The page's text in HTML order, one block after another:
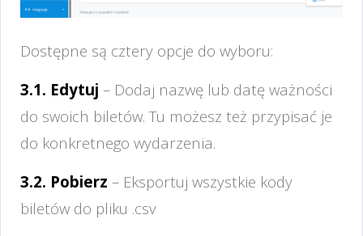
Dostępne są cztery opcje do wyboru:
3.1. Edytuj – Dodaj nazwę lub datę ważności
do swoich biletów. Tu możesz też przypisać je
do konkretnego wydarzenia.
3.2. Pobierz – Eksportuj wszystkie kody
biletów do pliku .csv